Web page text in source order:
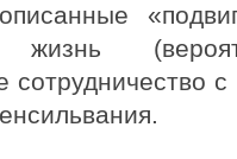
жизнь
сотрудничество